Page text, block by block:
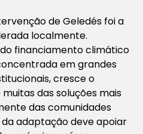
de Geledés foi a
localmente.
financiamento climático
em grandes
cresce o
das soluções mais
das comunidades
adaptação deve apoiar